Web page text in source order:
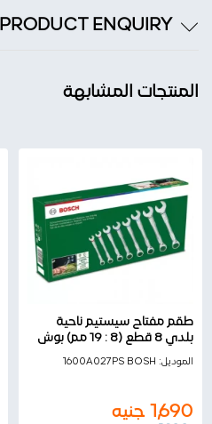
PRODUCT ENQUIRY
المنتجات المشابهة
طقم مفتاح سيستيم ناحية
بلدي 8 قطع (8 : 19 مم) بوش
الموديل: 1600A027PS BOSH
1,690 جنيه